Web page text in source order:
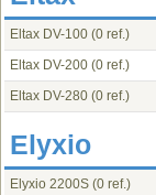
Eltax DV-100 (0 ref.)
Eltax DV-200 (0 ref.)
Eltax DV-280 (0 ref.)
Elyxio
Elyxio 2200S (0 ref.)